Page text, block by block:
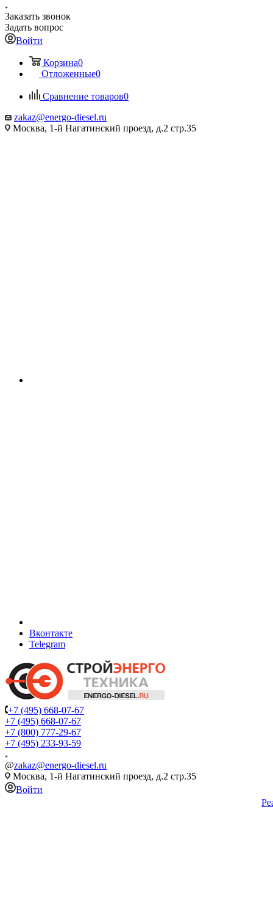
Заказать звонок
Задать вопрос
Войти
Корзина0
Отложенные0
Сравнение товаров0
zakaz@energo-diesel.ru
Москва, 1-й Нагатинский проезд, д.2 стр.35
Вконтакте
Telegram
+7 (495) 668-07-67
+7 (495) 668-07-67
+7 (800) 777-29-67
+7 (495) 233-93-59
@zakaz@energo-diesel.ru
Москва, 1-й Нагатинский проезд, д.2 стр.35
Войти